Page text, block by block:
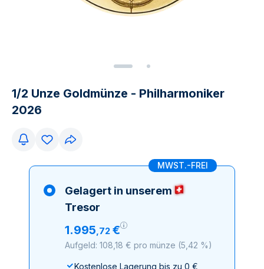
1/2 Unze Goldmünze - Philharmoniker
2026
MWST.-FREI
Gelagert in unserem
Tresor
1.995,72 €
Aufgeld: 108,18 € pro münze (5,42 %)
Kostenlose Lagerung bis zu 0 €